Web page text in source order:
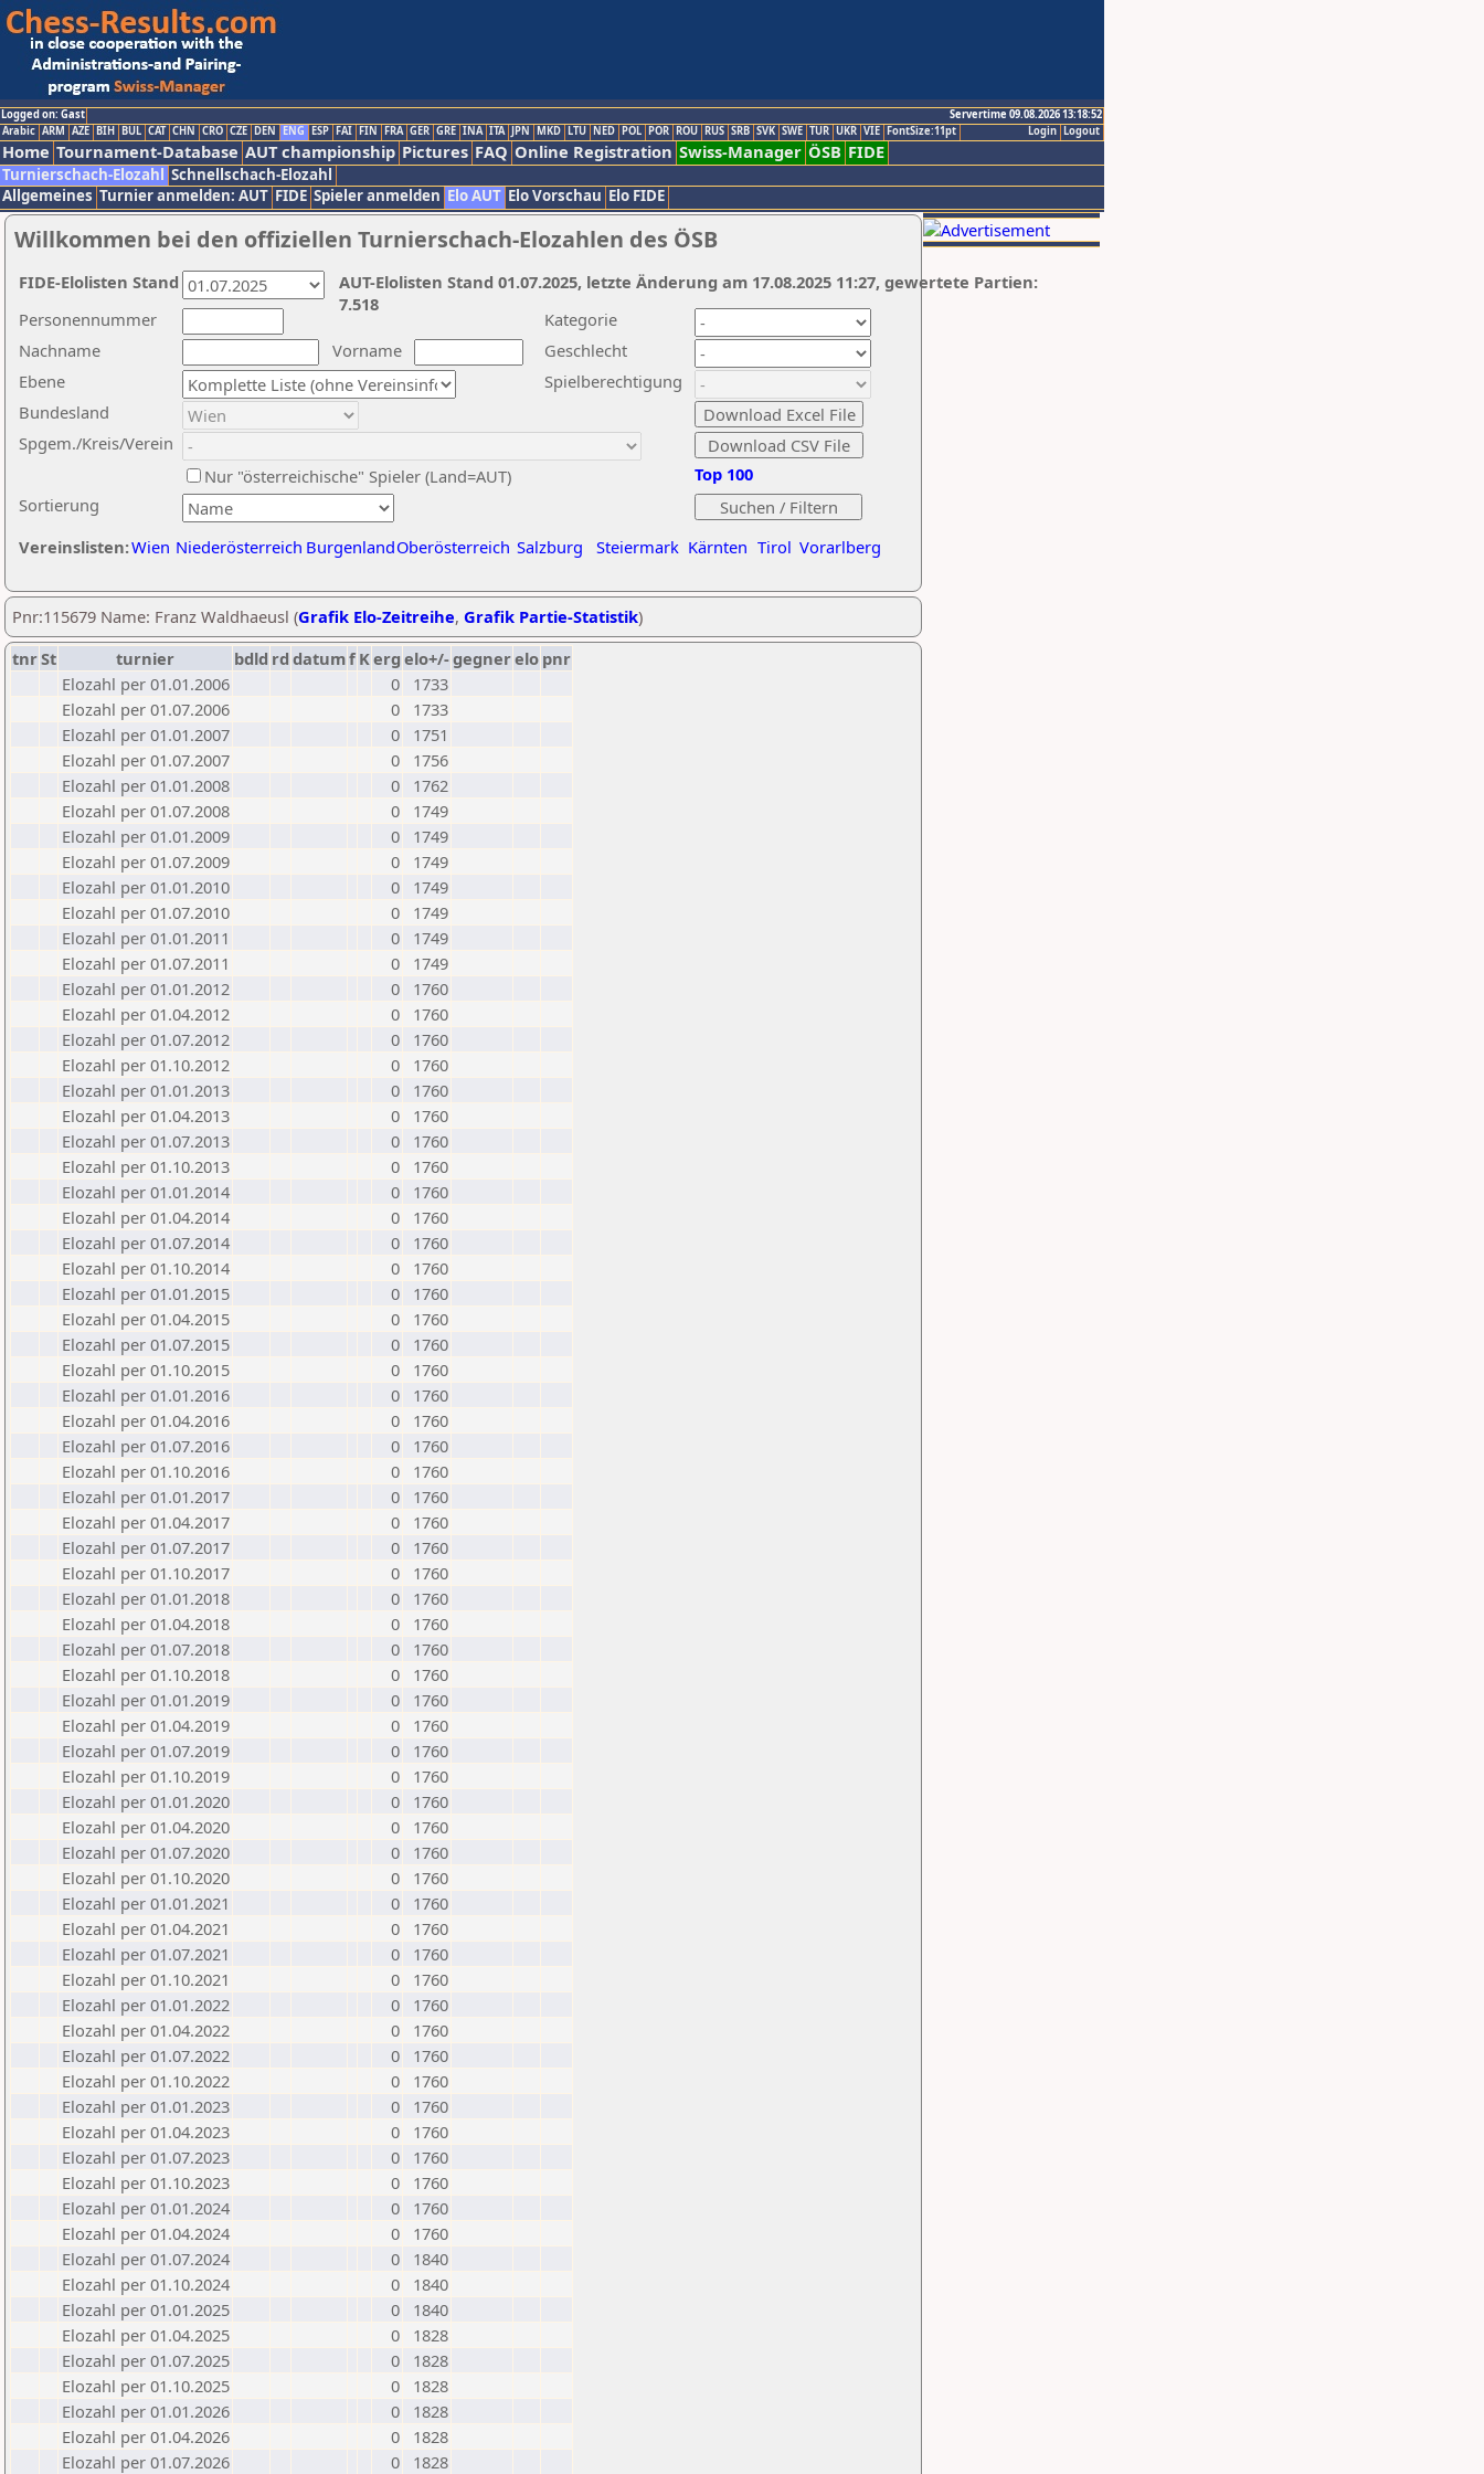
Logged on: Gast
Servertime 09.08.2026 13:18:52
Logout
Login
Arabic ARM AZE BIH BUL CAT CHN CRO CZE DEN ENG ESP FAI FIN FRA GER GRE INA ITA JPN MKD LTU NED POL POR ROU RUS SRB SVK SWE TUR UKR VIE FontSize:11pt
Home Tournament-Database AUT championship Pictures FAQ Online Registration Swiss-Manager ÖSB FIDE
Turnierschach-Elozahl Schnellschach-Elozahl
Allgemeines Turnier anmelden: AUT FIDE Spieler anmelden Elo AUT Elo Vorschau Elo FIDE
Willkommen bei den offiziellen Turnierschach-Elozahlen des ÖSB
Nachname
Vorname
Ebene
Kategorie
Sortierung
Personennummer
Bundesland
Spgem./Kreis/Verein
Geschlecht
Nur "österreichische" Spieler (Land=AUT)
Spielberechtigung
Vereinslisten:Wien Niederösterreich BurgenlandOberösterreich Salzburg Steiermark Kärnten Tirol Vorarlberg
Top 100
AUT-Elolisten Stand 01.07.2025, letzte Änderung am 17.08.2025 11:27, gewertete Partien:
7.518
FIDE-Elolisten Stand
Pnr:115679 Name: Franz Waldhaeusl (Grafik Elo-Zeitreihe, Grafik Partie-Statistik)
tnrSt turnier bdld rd datumf Kerg elo+/-gegnerelo pnr
Elozahl per 01.01.2006
0
1733
Elozahl per 01.07.2006
0
1733
Elozahl per 01.01.2007
0
1751
Elozahl per 01.07.2007
0
1756
Elozahl per 01.01.2008
0
1762
Elozahl per 01.07.2008
0
1749
Elozahl per 01.01.2009
0
1749
Elozahl per 01.07.2009
0
1749
Elozahl per 01.01.2010
0
1749
Elozahl per 01.07.2010
0
1749
Elozahl per 01.01.2011
0
1749
Elozahl per 01.07.2011
0
1749
Elozahl per 01.01.2012
0
1760
Elozahl per 01.04.2012
0
1760
Elozahl per 01.07.2012
0
1760
Elozahl per 01.10.2012
0
1760
Elozahl per 01.01.2013
0
1760
Elozahl per 01.04.2013
0
1760
Elozahl per 01.07.2013
0
1760
Elozahl per 01.10.2013
0
1760
Elozahl per 01.01.2014
0
1760
Elozahl per 01.04.2014
0
1760
Elozahl per 01.07.2014
0
1760
Elozahl per 01.10.2014
0
1760
Elozahl per 01.01.2015
0
1760
Elozahl per 01.04.2015
0
1760
Elozahl per 01.07.2015
0
1760
Elozahl per 01.10.2015
0
1760
Elozahl per 01.01.2016
0
1760
Elozahl per 01.04.2016
0
1760
Elozahl per 01.07.2016
0
1760
Elozahl per 01.10.2016
0
1760
Elozahl per 01.01.2017
0
1760
Elozahl per 01.04.2017
0
1760
Elozahl per 01.07.2017
0
1760
Elozahl per 01.10.2017
0
1760
Elozahl per 01.01.2018
0
1760
Elozahl per 01.04.2018
0
1760
Elozahl per 01.07.2018
0
1760
Elozahl per 01.10.2018
0
1760
Elozahl per 01.01.2019
0
1760
Elozahl per 01.04.2019
0
1760
Elozahl per 01.07.2019
0
1760
Elozahl per 01.10.2019
0
1760
Elozahl per 01.01.2020
0
1760
Elozahl per 01.04.2020
0
1760
Elozahl per 01.07.2020
0
1760
Elozahl per 01.10.2020
0
1760
Elozahl per 01.01.2021
0
1760
Elozahl per 01.04.2021
0
1760
Elozahl per 01.07.2021
0
1760
Elozahl per 01.10.2021
0
1760
Elozahl per 01.01.2022
0
1760
Elozahl per 01.04.2022
0
1760
Elozahl per 01.07.2022
0
1760
Elozahl per 01.10.2022
0
1760
Elozahl per 01.01.2023
0
1760
Elozahl per 01.04.2023
0
1760
Elozahl per 01.07.2023
0
1760
Elozahl per 01.10.2023
0
1760
Elozahl per 01.01.2024
0
1760
Elozahl per 01.04.2024
0
1760
Elozahl per 01.07.2024
0
1840
Elozahl per 01.10.2024
0
1840
Elozahl per 01.01.2025
0
1840
Elozahl per 01.04.2025
0
1828
Elozahl per 01.07.2025
0
1828
Elozahl per 01.10.2025
0
1828
Elozahl per 01.01.2026
0
1828
Elozahl per 01.04.2026
0
1828
Elozahl per 01.07.2026
0 1828